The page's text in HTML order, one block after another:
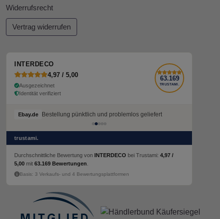
Widerrufsrecht
Vertrag widerrufen
INTERDECO
4,97 / 5,00
Ausgezeichnet
Identität verifiziert
63.169
TRUSTAMI.
Ebay.de Bestellung pünktlich und problemlos geliefert
Ebay.de Bestellung pünktlich und problemlos geliefert
trustami.
Durchschnittliche Bewertung von INTERDECO bei Trustami: 4,97 /
5,00 mit 63.169 Bewertungen
Basis: 3 Verkaufs- und 4 Bewertungsplattformen